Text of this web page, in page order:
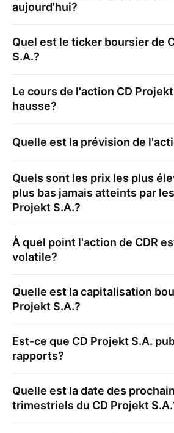
aujourd'hui?
Quel est le ticker boursier de
S.A.?
Le cours de l'action CD
hausse?
Quelle est la prévision de
Quels sont les prix les plus
plus bas jamais atteints par
Projekt S.A.?
À quel point l'action de CDR
volatile?
Quelle est la capitalisation
Projekt S.A.?
Est-ce que CD Projekt S.A.
rapports?
Quelle est la date des
trimestriels du CD Projekt S.A.